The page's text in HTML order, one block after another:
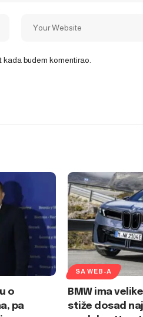
budem komentirao.
o
pa
SA WEB-A
BMW ima
stiže dosad